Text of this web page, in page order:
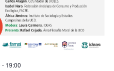
- 19:00